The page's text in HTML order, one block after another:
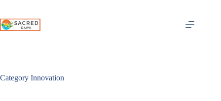
content
Category Innovation